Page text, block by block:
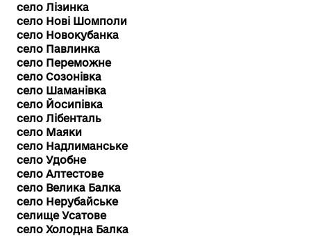
село Лізинка
село Нові Шомполи
село Новокубанка
село Павлинка
село Переможне
село Созонівка
село Шаманівка
село Йосипівка
село Лібенталь
село Маяки
село Надлиманське
село Удобне
село Алтестове
село Велика Балка
село Нерубайське
селище Усатове
село Холодна Балка